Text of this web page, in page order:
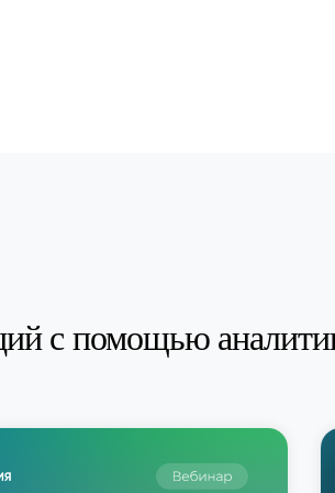
с помощью